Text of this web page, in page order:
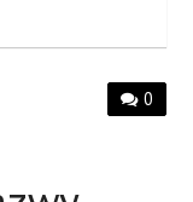
0